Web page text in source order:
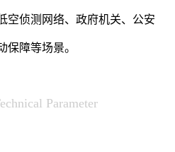
空侦测网络、政府机关、公安
保障等场景。
Parameter